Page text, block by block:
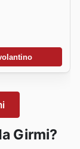
Girmi?